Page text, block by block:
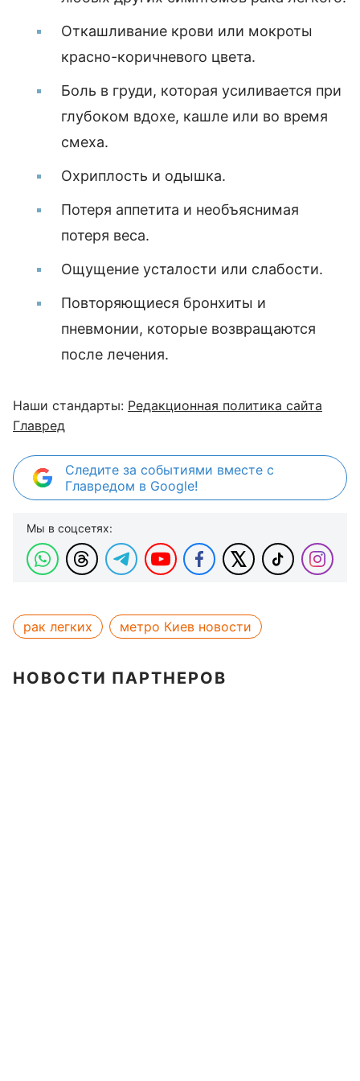
Откашливание крови или мокроты
красно-коричневого цвета.
Боль в груди, которая усиливается при
глубоком вдохе, кашле или во время
смеха.
Охриплость и одышка.
Потеря аппетита и необъяснимая
потеря веса.
Ощущение усталости или слабости.
Повторяющиеся бронхиты и
пневмонии, которые возвращаются
после лечения.
Наши стандарты: Редакционная политика сайта
Главред
Следите за событиями вместе с
Главредом в Google!
Мы в соцсетях:
рак легких метро Киев новости
НОВОСТИ ПАРТНЕРОВ